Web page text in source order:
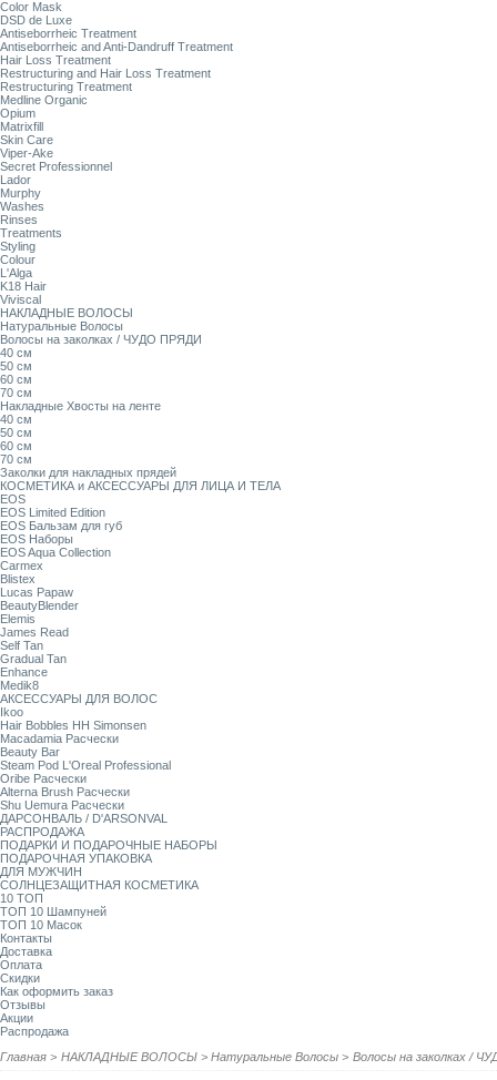
Color Mask
DSD de Luxe
Antiseborrheic Treatment
Antiseborrheic and Anti-Dandruff Treatment
Hair Loss Treatment
Restructuring and Hair Loss Treatment
Restructuring Treatment
Medline Organic
Opium
Matrixfill
Skin Care
Viper-Ake
Secret Professionnel
Lador
Murphy
Washes
Rinses
Treatments
Styling
Colour
L'Alga
K18 Hair
Viviscal
НАКЛАДНЫЕ ВОЛОСЫ
Натуральные Волосы
Волосы на заколках / ЧУДО ПРЯДИ
40 см
50 см
60 см
70 см
Накладные Хвосты на ленте
40 см
50 см
60 см
70 см
Заколки для накладных прядей
КОСМЕТИКА и АКСЕССУАРЫ ДЛЯ ЛИЦА И ТЕЛА
EOS
EOS Limited Edition
EOS Бальзам для губ
EOS Наборы
EOS Aqua Collection
Carmex
Blistex
Lucas Papaw
BeautyBlender
Elemis
James Read
Self Tan
Gradual Tan
Enhance
Medik8
АКСЕССУАРЫ ДЛЯ ВОЛОС
Ikoo
Hair Bobbles HH Simonsen
Macadamia Расчески
Beauty Bar
Steam Pod L'Oreal Professional
Oribe Расчески
Alterna Brush Расчески
Shu Uemura Расчески
ДАРСОНВАЛЬ / D'ARSONVAL
РАСПРОДАЖА
ПОДАРКИ И ПОДАРОЧНЫЕ НАБОРЫ
ПОДАРОЧНАЯ УПАКОВКА
ДЛЯ МУЖЧИН
СОЛНЦЕЗАЩИТНАЯ КОСМЕТИКА
10 ТОП
ТОП 10 Шампуней
ТОП 10 Масок
Контакты
Доставка
Оплата
Скидки
Как оформить заказ
Отзывы
Акции
Распродажа
Главная > НАКЛАДНЫЕ ВОЛОСЫ > Натуральные Волосы > Волосы на заколках /